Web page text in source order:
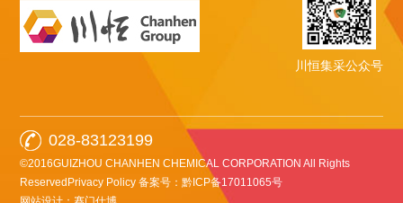
川恒集采公众号
028-83123199
©2016GUIZHOU CHANHEN CHEMICAL CORPORATION All Rights
ReservedPrivacy Policy备案号：黔ICP备17011065号